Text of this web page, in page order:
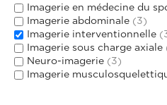
Imagerie en médecine du
Imagerie abdominale (3)
Imagerie interventionnelle
Imagerie sous charge axiale
Neuro-imagerie (3)
Imagerie